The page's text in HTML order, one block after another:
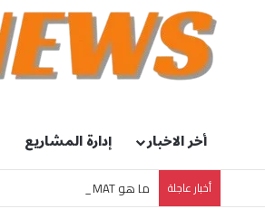
أخر الاخبار إدارة المشاريع
أخبار عاجلة ما هو GMAT؟ الدليل الشامل لاختبار قبول ماجستير إدارة الأعمال